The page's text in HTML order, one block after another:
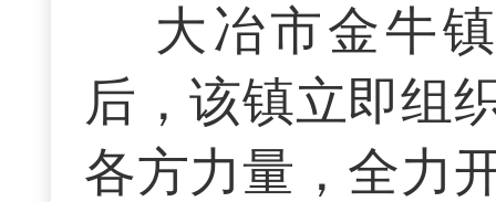
大冶市金牛
后，该镇立即组
各方力量，全力